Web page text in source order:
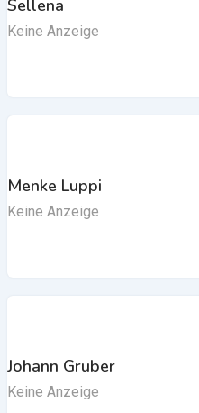
Sellena
Keine Anzeige
Menke Luppi
Keine Anzeige
Johann Gruber
Keine Anzeige